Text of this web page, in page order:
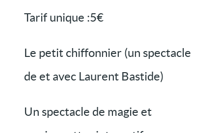
Tarif unique :5€
Le petit chiffonnier (un spectacle
de et avec Laurent Bastide)
Un spectacle de magie et